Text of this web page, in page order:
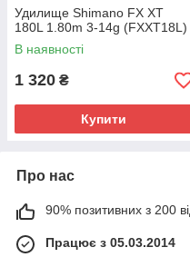
Удилище Shimano FX XT
180L 1.80m 3-14g (FXXT18L)
В наявності
1 320 ₴
Купити
Про нас
90% позитивних з 200
Працює з 05.03.2014